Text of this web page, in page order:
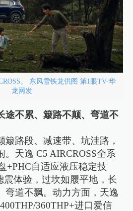
。 东风雪铁龙供图 第1眼TV-华
龙网发
途不累、簸路不颠、弯道不
簸路段、减速带、坑洼路，
。天逸 C5 AIRCROSS全系
+PHC自适应液压稳定技
震体验，过坎如履平地，长
弯道不飘。动力方面，天逸
360THP+进口爱信